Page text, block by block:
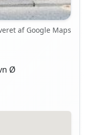
af Google Maps
Ø